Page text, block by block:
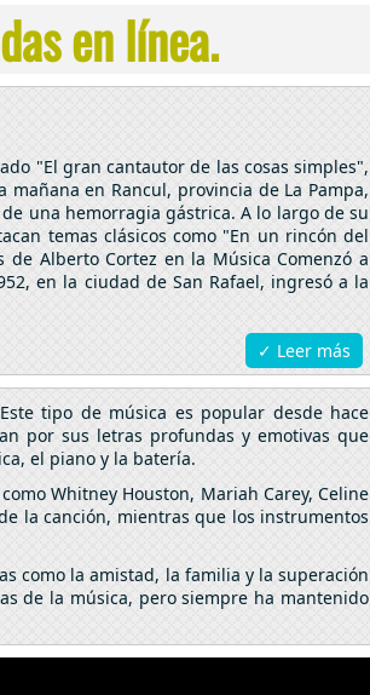
en línea.
"El gran cantautor de las cosas simples",
en Rancul, provincia de La Pampa,
una hemorragia gástrica. A lo largo de su
temas clásicos como "En un rincón del
Alberto Cortez en la Música Comenzó a
en la ciudad de San Rafael, ingresó a la
✓ Leer más
tipo de música es popular desde hace
por sus letras profundas y emotivas que
el piano y la batería.
Whitney Houston, Mariah Carey, Celine
la canción, mientras que los instrumentos
como la amistad, la familia y la superación
de la música, pero siempre ha mantenido